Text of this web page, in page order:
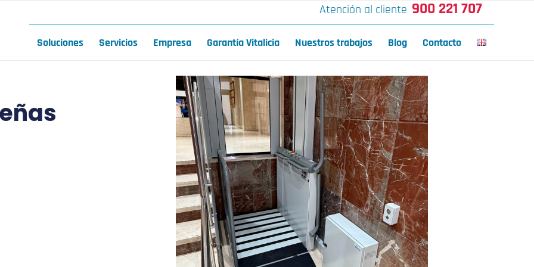
Atención al cliente 900 221 707
Soluciones Servicios Empresa Garantía Vitalicia Nuestros trabajos Blog Contacto